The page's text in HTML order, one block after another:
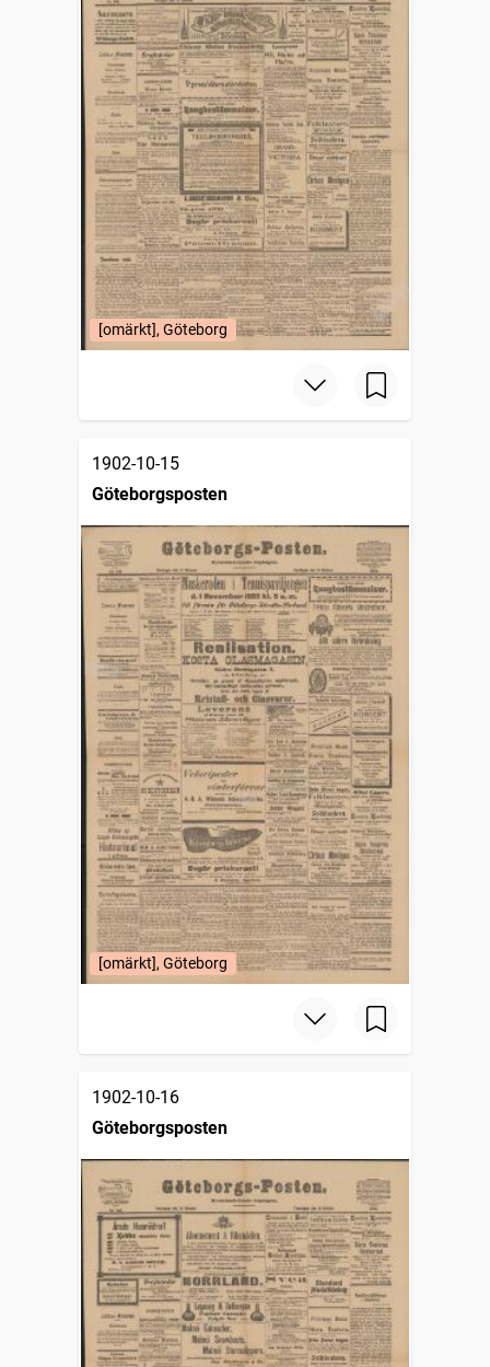
[omärkt], Göteborg
1902-10-15
Göteborgsposten
[omärkt], Göteborg
1902-10-16
Göteborgsposten